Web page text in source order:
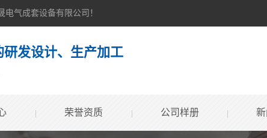
气成套设备有限公司！
研发设计、生产加工
荣誉资质 公司样册